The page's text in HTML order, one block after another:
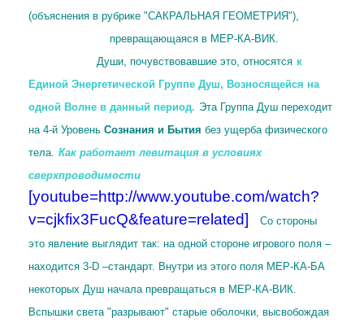
(объяснения в рубрике "САКРАЛЬНАЯ ГЕОМЕТРИЯ"),
превращающаяся в МЕР-КА-ВИК.
Души, почувствовавшие это, относятся к
Единой Энергетической Группе Душ, Возносящейся на
одной Волне в данный период. Эта Группа Душ переходит
на 4-й Уровень Сознания и Бытия без ущерба физического
тела Как работает левитация в условиях
сверхпроводимости
[youtube=http://www.youtube.com/watch?
v=cjkfix3FucQ&feature=related]
Со стороны
это явление выглядит так: на одной стороне игрового поля –
находится 3-D –стандарт. Внутри из этого поля МЕР-КА-БА
некоторых Душ начала превращаться в МЕР-КА-ВИК.
Вспышки света "разрывают" старые оболочки, высвобождая